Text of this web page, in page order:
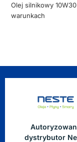
Olej silnikowy
warunkach
dystrybutor